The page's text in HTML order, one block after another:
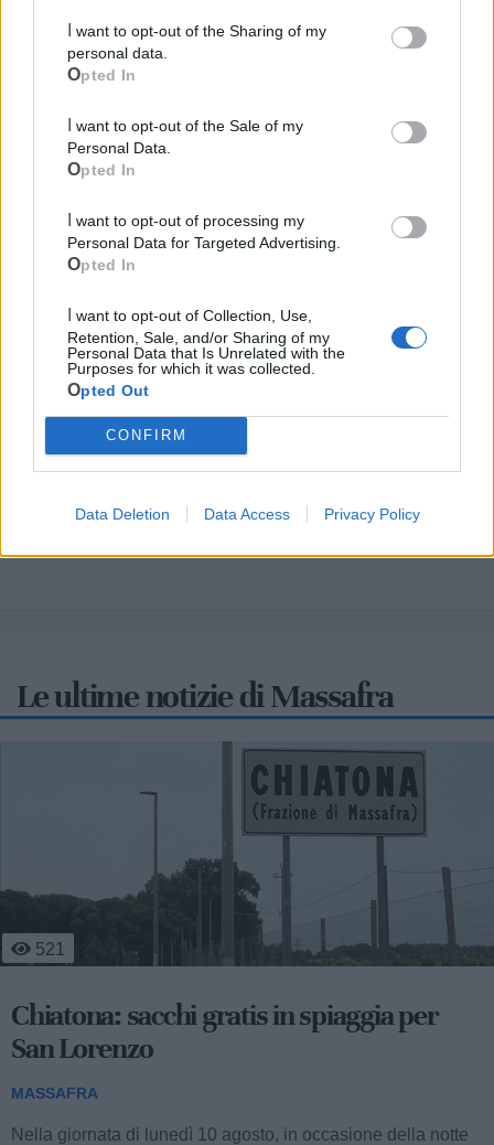
personal data.
Opted In
Personal Data.
Opted In
Personal Data for Targeted Advertising.
Opted In
Retention, Sale, and/or Sharing of my
Personal Data that Is Unrelated with the
Purposes for which it was collected.
Opted Out
CONFIRM
Data Deletion Data Access Privacy Policy
Mondo CIA
Cia Agricoltori Italiani | Puglia - Area Due
Mari
Le ultime notizie di Massafra
800
Emergenza caldo Massafra: un aiuto per
anziani e fragili
MASSAFRA
Anche per la stagione estiva in corso, l'amministrazione